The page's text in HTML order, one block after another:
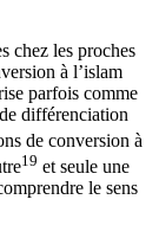
chez les proches
à l’islam
parfois comme
différenciation
de conversion à
19 et seule une
le sens